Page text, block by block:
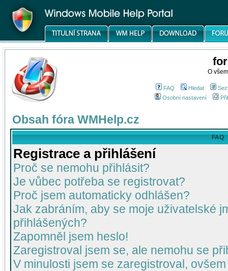
O
FAQ Hledat
Osobní nastavení
Obsah fóra WMHelp.cz
FAQ
Registrace a přihlášení
Proč se nemohu přihlásit?
Je vůbec potřeba se registrovat?
Proč jsem automaticky odhlášen?
Jak zabráním, aby se moje uživatelské
přihlášených?
Zapomněl jsem heslo!
Zaregistroval jsem se, ale nemohu se
V minulosti jsem se zaregistroval,